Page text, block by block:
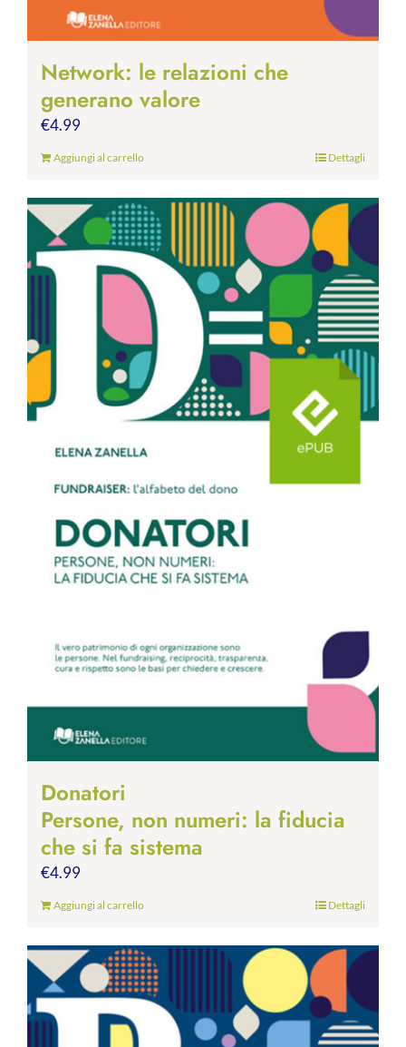
Network: le relazioni che
generano valore
€4.99
Aggiungi al carrello Dettagli
Donatori
Persone, non numeri: la fiducia
che si fa sistema
€4.99
Aggiungi al carrello Dettagli